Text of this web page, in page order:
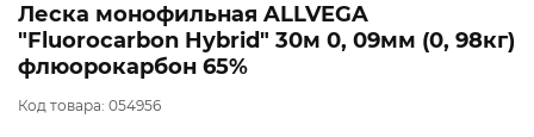
Леска монофильная ALLVEGA
"Fluorocarbon Hybrid" 30м 0, 09мм (0, 98кг)
флюорокарбон 65%
Код товара: 054956